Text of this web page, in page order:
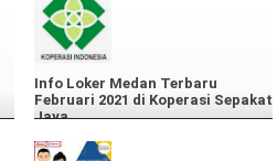
Info Loker Medan Terbaru
Februari 2021 di Koperasi Sepakat
Jaya